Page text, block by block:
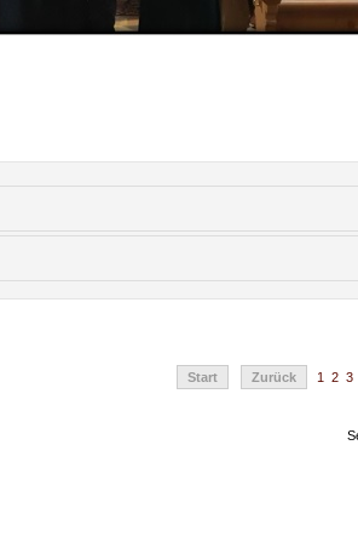
Start Zurück 1 2 3